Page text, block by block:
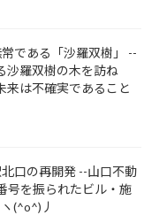
である「沙羅双樹」 --
沙羅双樹の木を訪ね
来は不確実であること
口の再開発 --山口不動
号を振られたビル・施
(^o^)丿